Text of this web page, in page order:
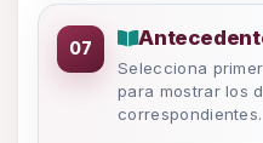
Antecedentes
07
Selecciona
para mostrar los
correspondientes.